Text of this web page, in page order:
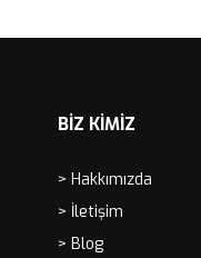
BİZ KİMİZ
> Hakkımızda
> İletişim
> Blog